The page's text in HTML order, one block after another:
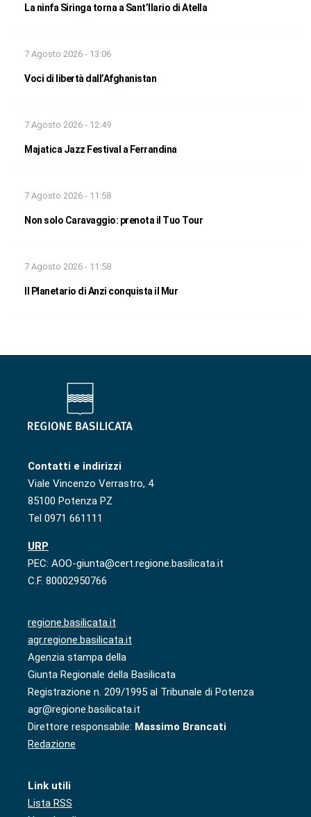
La ninfa Siringa torna a Sant’Ilario di Atella
7 Agosto 2026 - 13:06
Voci di libertà dall’Afghanistan
7 Agosto 2026 - 12:49
Majatica Jazz Festival a Ferrandina
7 Agosto 2026 - 11:58
Non solo Caravaggio: prenota il Tuo Tour
7 Agosto 2026 - 11:58
Il Planetario di Anzi conquista il Mur
Contatti e indirizzi
Viale Vincenzo Verrastro, 4
85100 Potenza PZ
Tel 0971 661111
URP
PEC: AOO-giunta@cert.regione.basilicata.it
C.F. 80002950766
regione.basilicata.it
agr.regione.basilicata.it
Agenzia stampa della
Giunta Regionale della Basilicata
Registrazione n. 209/1995 al Tribunale di Potenza
agr@regione.basilicata.it
Direttore responsabile: Massimo Brancati
Redazione
Link utili
Lista RSS